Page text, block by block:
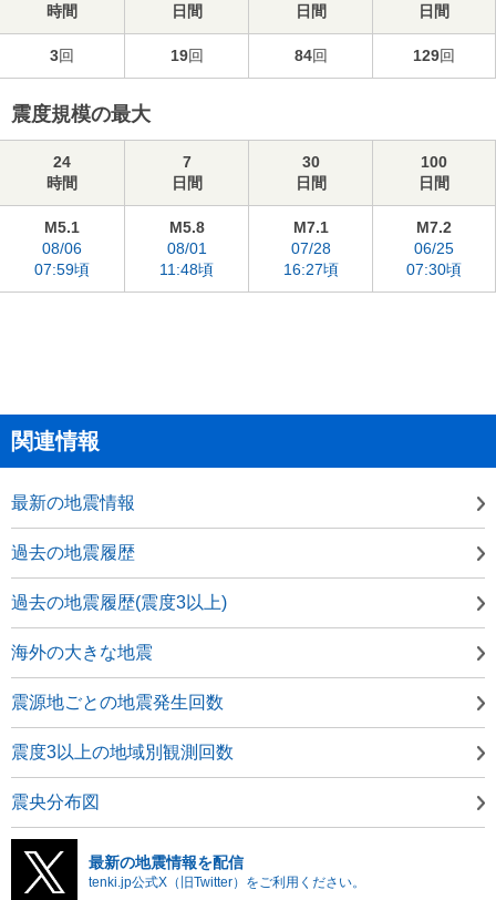
時間
日間
日間
日間
3回 19回 84回 129回
震度規模の最大
24
時間
7
日間
30
日間
100
日間
M5.1
08/06
07:59頃
M5.8
08/01
11:48頃
M7.1
07/28
16:27頃
M7.2
06/25
07:30頃
関連情報
最新の地震情報
過去の地震履歴
過去の地震履歴(震度3以上)
海外の大きな地震
震源地ごとの地震発生回数
震度3以上の地域別観測回数
震央分布図
最新の地震情報を配信
tenki.jp公式X（旧Twitter）をご利用ください。